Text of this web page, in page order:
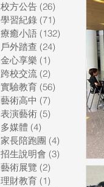
校方公告 (26)
學習紀錄 (71)
療癒小語 (132) 132 篇文章
戶外踏查 (24)
金心享樂 (1)
跨校交流 (2)
實驗教育 (56) 56 篇文章
藝術高中 (7)
表演藝術 (5)
多媒體 (4)
家長陪跑團 (4) 4 篇文章
招生說明會 (3) 3 篇文章
藝術展覽 (2)
理財教育 (1)